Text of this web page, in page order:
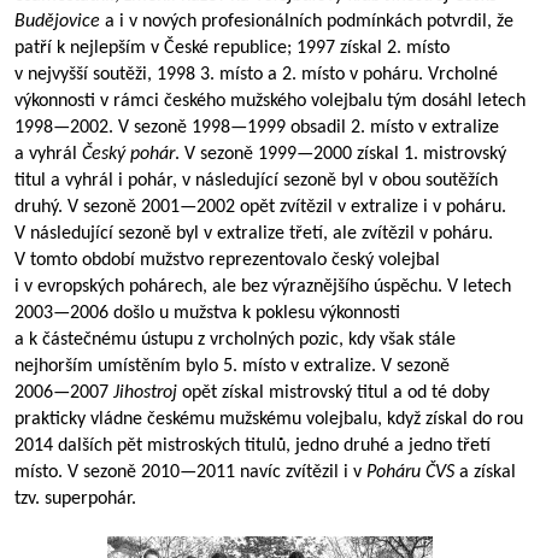
Budějovice a i v nových profesionálních podmínkách potvrdil, že
patří k nejlepším v České republice; 1997 získal 2. místo
v nejvyšší soutěži, 1998 3. místo a 2. místo v poháru. Vrcholné
výkonnosti v rámci českého mužského volejbalu tým dosáhl letech
1998—2002. V sezoně 1998—1999 obsadil 2. místo v extralize
a vyhrál Český pohár. V sezoně 1999—2000 získal 1. mistrovský
titul a vyhrál i pohár, v následující sezoně byl v obou soutěžích
druhý. V sezoně 2001—2002 opět zvítězil v extralize i v poháru.
V následující sezoně byl v extralize třetí, ale zvítězil v poháru.
V tomto období mužstvo reprezentovalo český volejbal
i v evropských pohárech, ale bez výraznějšího úspěchu. V letech
2003—2006 došlo u mužstva k poklesu výkonnosti
a k částečnému ústupu z vrcholných pozic, kdy však stále
nejhorším umístěním bylo 5. místo v extralize. V sezoně
2006—2007 Jihostroj opět získal mistrovský titul a od té doby
prakticky vládne českému mužskému volejbalu, když získal do rou
2014 dalších pět mistroských titulů, jedno druhé a jedno třetí
místo. V sezoně 2010—2011 navíc zvítězil i v Poháru ČVS a získal
tzv. superpohár.